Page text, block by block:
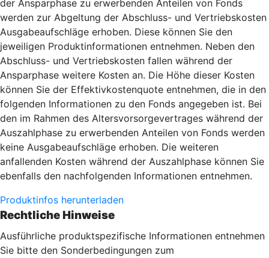
der Ansparphase zu erwerbenden Anteilen von Fonds
werden zur Abgeltung der Abschluss- und Vertriebskosten
Ausgabeaufschläge erhoben. Diese können Sie den
jeweiligen Produktinformationen entnehmen. Neben den
Abschluss- und Vertriebskosten fallen während der
Ansparphase weitere Kosten an. Die Höhe dieser Kosten
können Sie der Effektivkostenquote entnehmen, die in den
folgenden Informationen zu den Fonds angegeben ist. Bei
den im Rahmen des Altersvorsorgevertrages während der
Auszahlphase zu erwerbenden Anteilen von Fonds werden
keine Ausgabeaufschläge erhoben. Die weiteren
anfallenden Kosten während der Auszahlphase können Sie
ebenfalls den nachfolgenden Informationen entnehmen.
Produktinfos herunterladen
Rechtliche Hinweise
Ausführliche produktspezifische Informationen entnehmen
Sie bitte den Sonderbedingungen zum